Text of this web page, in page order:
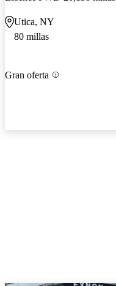
Utica, NY
80 millas
Gran oferta